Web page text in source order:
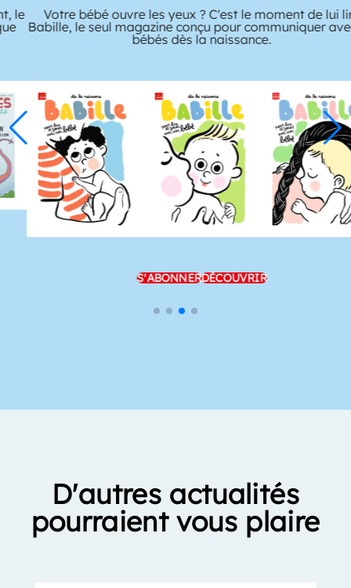
Votre bébé ouvre les yeux ? C'est le moment de lui lire
Babille, le seul magazine conçu pour communiquer avec les
bébés dès la naissance.
S'ABONNERDÉCOUVRIR
D'autres actualités
pourraient vous plaire